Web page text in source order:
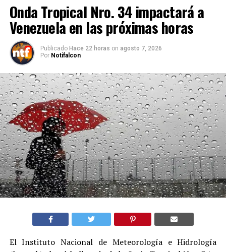
Onda Tropical Nro. 34 impactará a
Venezuela en las próximas horas
Publicado Hace 22 horas on agosto 7, 2026
Por Notifalcon
El Instituto Nacional de Meteorología e Hidrología